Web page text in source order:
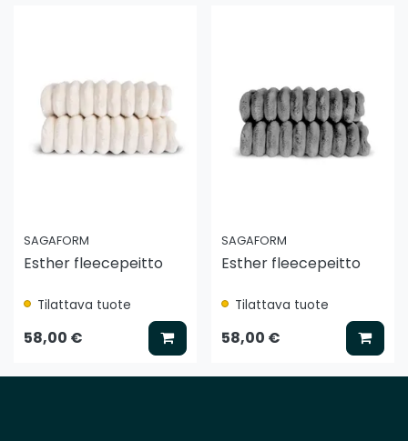
SAGAFORM
Esther fleecepeitto
Tilattava tuote
58,00 € Lisää koriin
SAGAFORM
Esther fleecepeitto
Tilattava tuote
58,00 €